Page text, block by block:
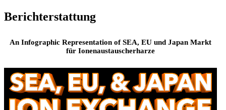
Berichterstattung
An Infographic Representation of SEA, EU und Japan Markt
für Ionenaustauscherharze